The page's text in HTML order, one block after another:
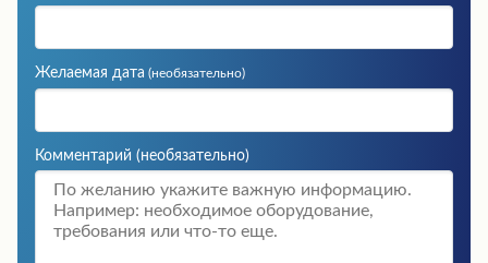
Желаемая дата (необязательно)
Комментарий (необязательно)